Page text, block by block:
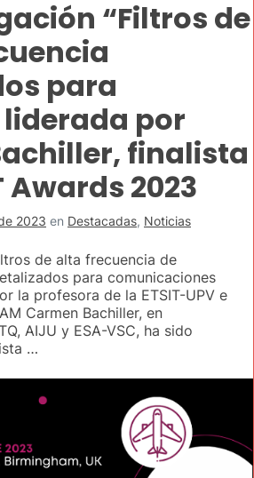
“Filtros de
para
por
finalista
Awards 2023
2023 en Destacadas, Noticias
de alta frecuencia de
para comunicaciones
la profesora de la ETSIT-UPV e
Carmen Bachiller, en
AIJU y ESA-VSC, ha sido
…